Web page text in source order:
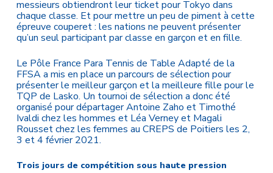
messieurs obtiendront leur ticket pour Tokyo dans
chaque classe. Et pour mettre un peu de piment à cette
épreuve couperet : les nations ne peuvent présenter
qu’un seul participant par classe en garçon et en fille.
Le Pôle France Para Tennis de Table Adapté de la
FFSA a mis en place un parcours de sélection pour
présenter le meilleur garçon et la meilleure fille pour le
TQP de Lasko. Un tournoi de sélection a donc été
organisé pour départager Antoine Zaho et Timothé
Ivaldi chez les hommes et Léa Verney et Magali
Rousset chez les femmes au CREPS de Poitiers les 2,
3 et 4 février 2021.
Trois jours de compétition sous haute pression